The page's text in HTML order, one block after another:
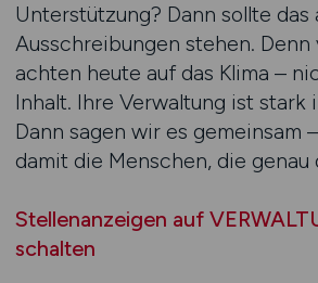
Unterstützung? Dann sollte das
Ausschreibungen stehen.
achten heute auf das Klima –
Inhalt. Ihre Verwaltung ist stark
Dann sagen wir es gemeinsam
damit die Menschen, die genau
Stellenanzeigen auf
schalten